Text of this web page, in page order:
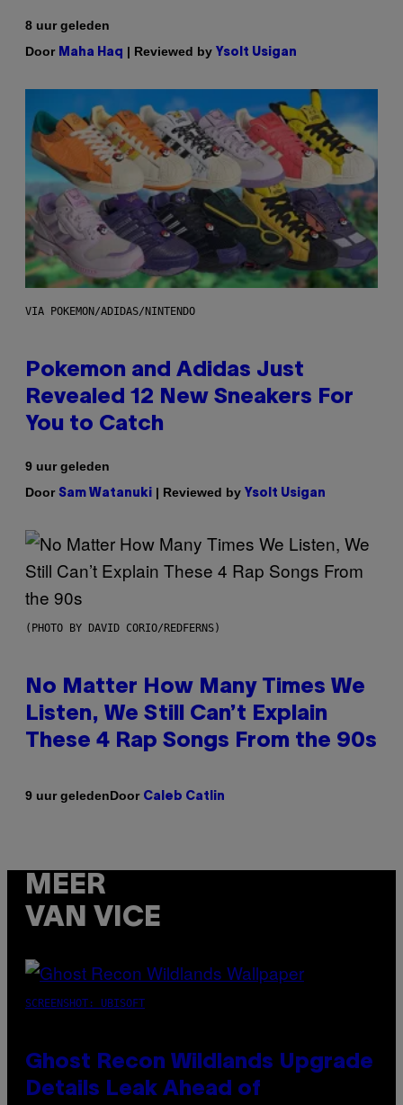
8 uur geleden
Door Maha Haq | Reviewed by Ysolt Usigan
VIA POKEMON/ADIDAS/NINTENDO
Pokemon and Adidas Just
Revealed 12 New Sneakers For
You to Catch
9 uur geleden
Door Sam Watanuki | Reviewed by Ysolt Usigan
(PHOTO BY DAVID CORIO/REDFERNS)
No Matter How Many Times We
Listen, We Still Can’t Explain
These 4 Rap Songs From the 90s
9 uur geledenDoor Caleb Catlin
MEER
VAN VICE
SCREENSHOT: UBISOFT
Ghost Recon Wildlands Upgrade
Details Leak Ahead of